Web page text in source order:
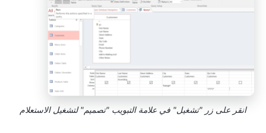
انقر على زر "تشغيل" في علامة التبويب "تصميم" لتشغيل الاستعلام